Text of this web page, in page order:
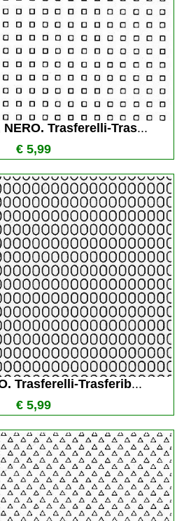
Trasferelli-Tras...
€ 5,99
Trasferelli-Trasferib...
€ 5,99